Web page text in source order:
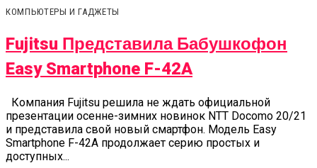
КОМПЬЮТЕРЫ И ГАДЖЕТЫ
Fujitsu Представила Бабушкофон
Easy Smartphone F-42A
Компания Fujitsu решила не ждать официальной
презентации осенне-зимних новинок NTT Docomo 20/21
и представила свой новый смартфон. Модель Easy
Smartphone F-42A продолжает серию простых и
доступных...